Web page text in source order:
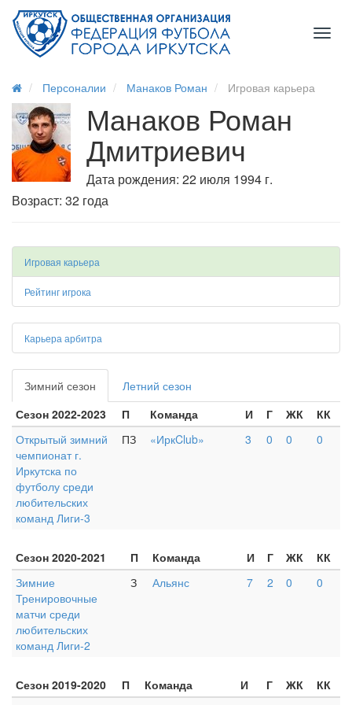
Персоналии Манаков Роман Игровая карьера
Манаков Роман
Дмитриевич
Дата рождения: 22 июля 1994 г.
Возраст: 32 года
Игровая карьера
Рейтинг игрока
Карьера арбитра
Зимний сезон
Летний сезон
Сезон 2022-2023
П Команда И Г ЖК
КК
Открытый зимний
чемпионат г.
Иркутска по
футболу среди
любительских
команд Лиги-3
ПЗ «ИркClub» 3 0 0 0
Сезон 2020-2021 П Команда И Г ЖК
КК
Зимние
Тренировочные
матчи среди
любительских
команд Лиги-2
З Альянс 7 2 0 0
Сезон 2019-2020 П Команда И Г ЖК
КК